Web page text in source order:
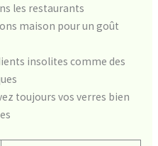
les restaurants
maison pour un goût
insolites comme des
toujours vos verres bien